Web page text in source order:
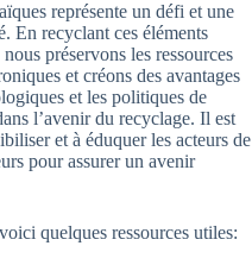
représente un défi et une
En recyclant ces éléments
préservons les ressources
et créons des avantages
et les politiques de
l’avenir du recyclage. Il est
et à éduquer les acteurs de
pour assurer un avenir
quelques ressources utiles: